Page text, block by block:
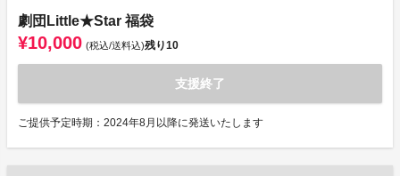
劇団Little★Star 福袋
¥10,000 (税込/送料込)残り10
支援終了
ご提供予定時期：2024年8月以降に発送いたします